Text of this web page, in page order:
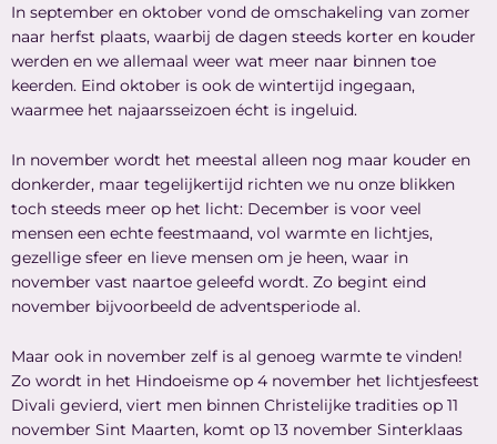
In september en oktober vond de omschakeling van zomer
naar herfst plaats, waarbij de dagen steeds korter en kouder
werden en we allemaal weer wat meer naar binnen toe
keerden. Eind oktober is ook de wintertijd ingegaan,
waarmee het najaarsseizoen écht is ingeluid.
In november wordt het meestal alleen nog maar kouder en
donkerder, maar tegelijkertijd richten we nu onze blikken
toch steeds meer op het licht: December is voor veel
mensen een echte feestmaand, vol warmte en lichtjes,
gezellige sfeer en lieve mensen om je heen, waar in
november vast naartoe geleefd wordt. Zo begint eind
november bijvoorbeeld de adventsperiode al.
Maar ook in november zelf is al genoeg warmte te vinden!
Zo wordt in het Hindoeisme op 4 november het lichtjesfeest
Divali gevierd, viert men binnen Christelijke tradities op 11
november Sint Maarten, komt op 13 november Sinterklaas